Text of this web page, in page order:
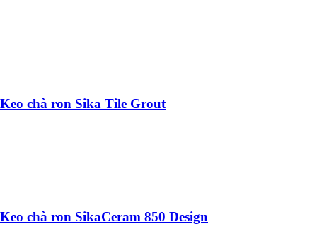
Keo chà ron Sika Tile Grout
Keo chà ron SikaCeram 850 Design